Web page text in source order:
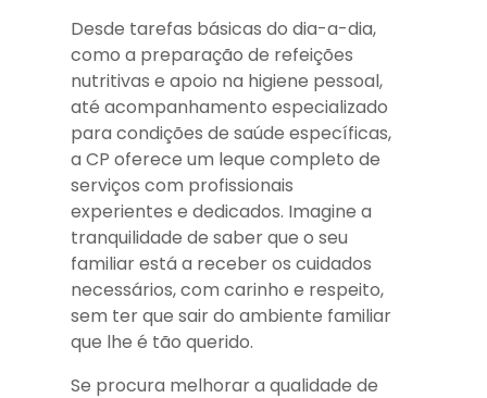
Desde tarefas básicas do dia-a-dia,
como a preparação de refeições
nutritivas e apoio na higiene pessoal,
até acompanhamento especializado
para condições de saúde específicas,
a CP oferece um leque completo de
serviços com profissionais
experientes e dedicados. Imagine a
tranquilidade de saber que o seu
familiar está a receber os cuidados
necessários, com carinho e respeito,
sem ter que sair do ambiente familiar
que lhe é tão querido.
Se procura melhorar a qualidade de